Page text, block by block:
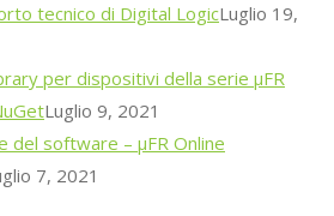
tecnico di Digital LogicLuglio 19,
per dispositivi della serie μFR
Luglio 9, 2021
del software – μFR Online
7, 2021